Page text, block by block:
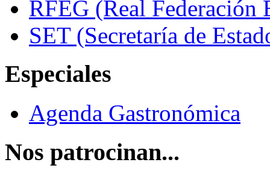
RFEG (Real Federación
SET (Secretaría de
Especiales
Agenda Gastronómica
Nos patrocinan...